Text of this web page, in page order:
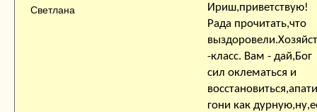
Светлана
Ириш,приветствую!
Рада прочитать,что
-класс. Вам - дай,Бог
сил оклематься и
гони как